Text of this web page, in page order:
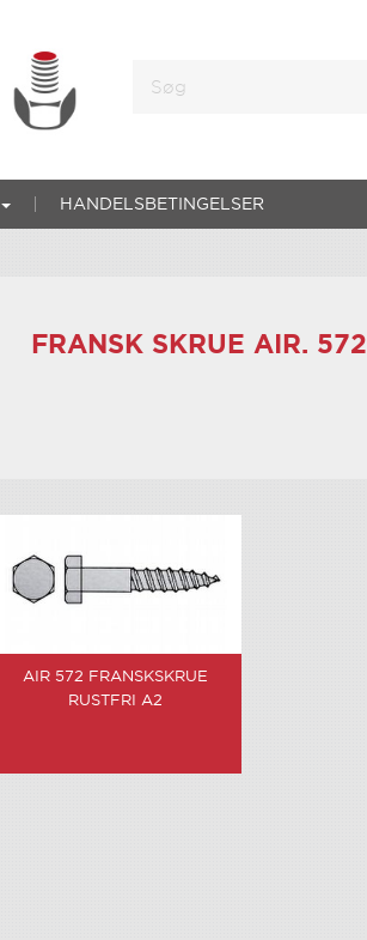
HANDELSBETINGELSER
FRANSK SKRUE AIR. 572
AIR 572 FRANSKSKRUE
RUSTFRI A2